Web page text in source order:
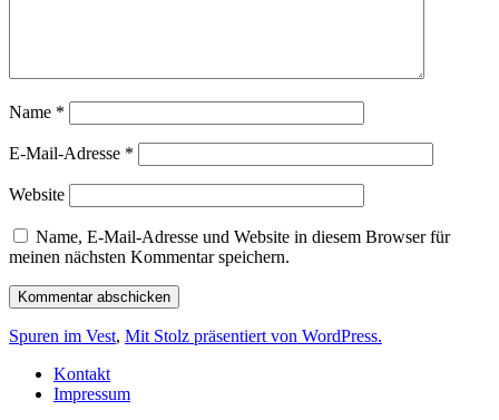
Name *
E-Mail-Adresse *
Website
Name, E-Mail-Adresse und Website in diesem Browser für
meinen nächsten Kommentar speichern.
Spuren im Vest, Mit Stolz präsentiert von WordPress.
Kontakt
Impressum